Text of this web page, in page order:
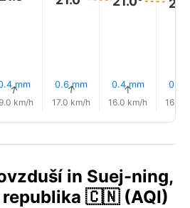
mm
↑
km/h
0.6 mm
↑
17.0 km/h
0.4 mm
↑
16.0 km/h
0.5
16.0
in Suej-ning,
republika 🇨🇳 (AQI)